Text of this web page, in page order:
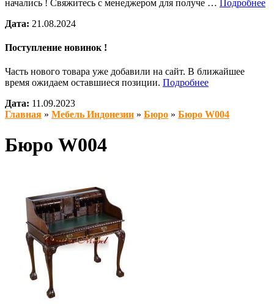
начались ! Свяжитесь с менеджером для получе …
Подробнее
Дата: 21.08.2024
Поступление новинок !
Часть нового товара уже добавили на сайт. В ближайшее
время ожидаем оставшиеся позиции. Подробнее
Дата: 11.09.2023
Главная » Мебель Индонезии » Бюро » Бюро W004
Бюро W004